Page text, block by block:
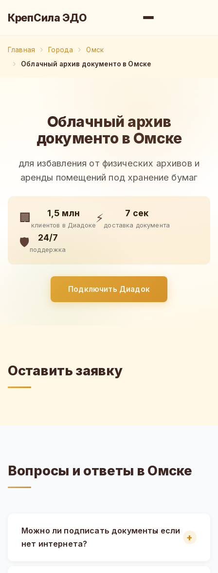
КрепСила ЭДО
Главная Города
Омск
Облачный архив документо в Омске
Облачный архив
документо в Омске
для избавления от физических архивов и
аренды помещений под хранение бумаг
🏢 1,5 млн
клиентов в Диадоке
⚡ 7 сек
доставка документа
🛡️ 24/7
поддержка
Подключить Диадок
Оставить заявку
Вопросы и ответы в Омске
Можно ли подписать документы если
нет интернета?